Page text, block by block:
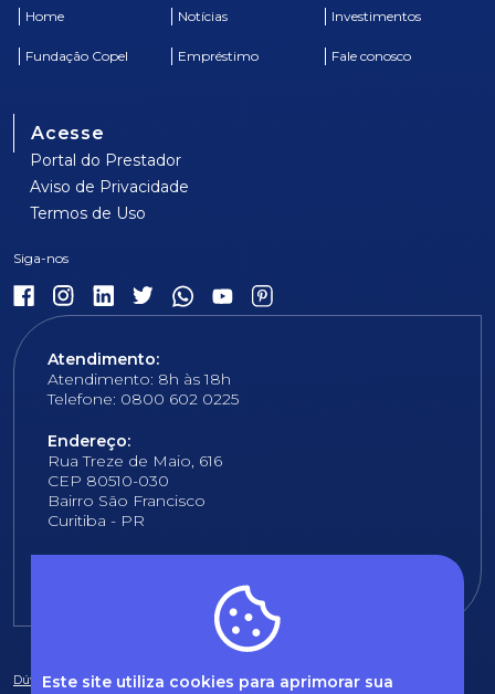
Este site utiliza cookies para aprimorar sua
Home Notícias Investimentos
Fundação Copel Empréstimo Fale conosco
Acesse
Portal do Prestador
Aviso de Privacidade
Termos de Uso
Atendimento:
Atendimento: 8h às 18h
Telefone: 0800 602 0225
Endereço:
Rua Treze de Maio, 616
CEP 80510-030
Bairro São Francisco
Curitiba - PR
Dúvidas frequentes